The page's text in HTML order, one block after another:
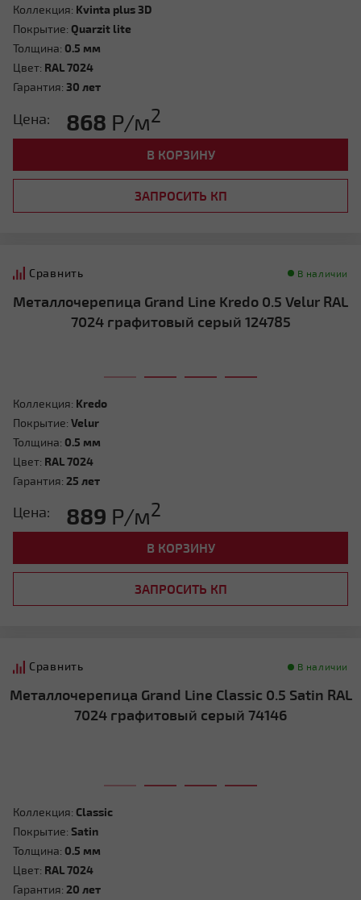
Коллекция: Kvinta plus 3D
Покрытие: Quarzit lite
Толщина: 0.5 мм
Цвет: RAL 7024
Гарантия: 30 лет
Цена: 868 Р/м2
В КОРЗИНУ
ЗАПРОСИТЬ КП
Сравнить В наличии
Металлочерепица Grand Line Kredo 0.5 Velur RAL
7024 графитовый серый 124785
Коллекция: Kredo
Покрытие: Velur
Толщина: 0.5 мм
Цвет: RAL 7024
Гарантия: 25 лет
Цена: 889 Р/м2
В КОРЗИНУ
ЗАПРОСИТЬ КП
Сравнить В наличии
Металлочерепица Grand Line Classic 0.5 Satin RAL
7024 графитовый серый 74146
Коллекция: Classic
Покрытие: Satin
Толщина: 0.5 мм
Цвет: RAL 7024
Гарантия: 20 лет